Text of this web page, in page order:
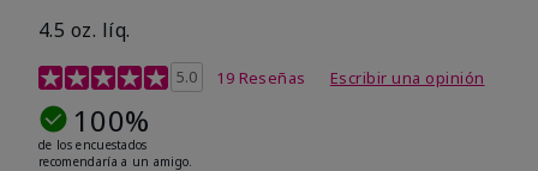
4.5 oz. líq.
Calificación de clientes de 5 de 5
5.0 19 Reseñas Escribir una opinión
100%
de los encuestados
recomendaría a un amigo.